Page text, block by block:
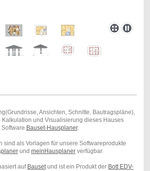
Ansichten, Schnitte, Bautragspläne),
Kalkulation und Visualisierung dieses Hauses
Bauset-Hausplaner.
sind als Vorlagen für unsere Softwareprodukte
und meinHausplanerverfügbar.
auf Bausetund ist ein Produkt der Bott EDV-